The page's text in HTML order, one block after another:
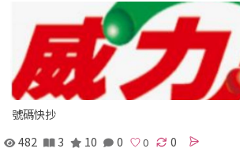
號碼快抄
482
3 10 0 0